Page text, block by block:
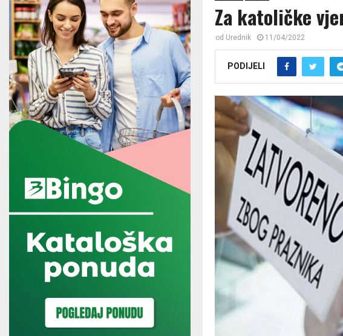
Za katoličke
od Urednik 11/04/2022
PODIJELI